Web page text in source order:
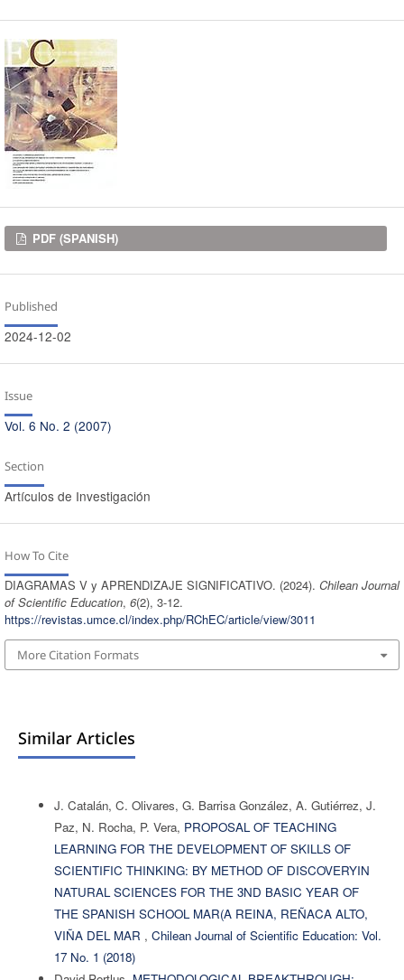
Downloads
PDF (SPANISH)
Published
2024-12-02
Issue
Vol. 6 No. 2 (2007)
Section
Artículos de Investigación
How To Cite
DIAGRAMAS V y APRENDIZAJE SIGNIFICATIVO. (2024). Chilean Journal
of Scientific Education, 6(2), 3-12.
https://revistas.umce.cl/index.php/RChEC/article/view/3011
More Citation Formats
Similar Articles
J. Catalán, C. Olivares, G. Barrisa González, A. Gutiérrez, J.
Paz, N. Rocha, P. Vera, PROPOSAL OF TEACHING
LEARNING FOR THE DEVELOPMENT OF SKILLS OF
SCIENTIFIC THINKING: BY METHOD OF DISCOVERYIN
NATURAL SCIENCES FOR THE 3ND BASIC YEAR OF
THE SPANISH SCHOOL MAR(A REINA, REÑACA ALTO,
VIÑA DEL MAR , Chilean Journal of Scientific Education: Vol.
17 No. 1 (2018)